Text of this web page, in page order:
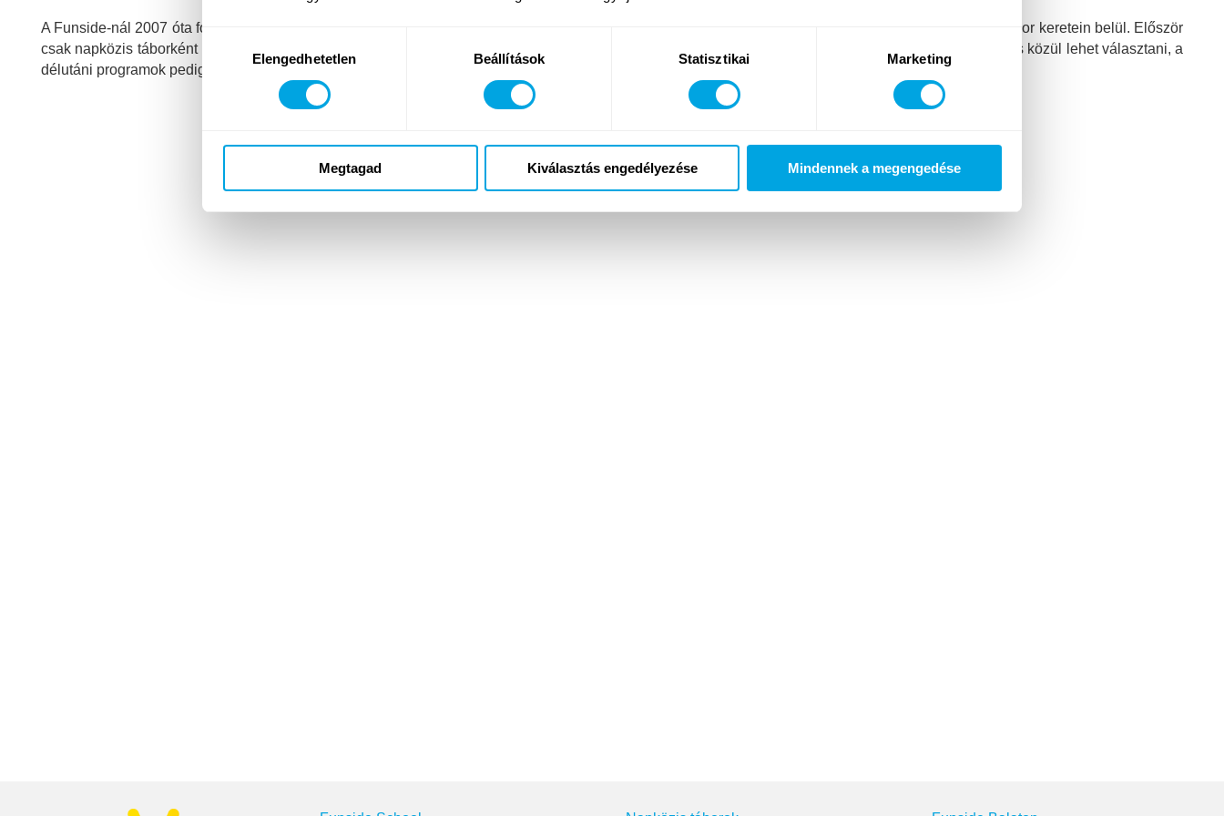
Hozzájárulás
kiválasztásaElengedhetetlen Beállítások Statisztikai Marketing
Megtagad Kiválasztás engedélyezése Mindennek a megengedése
A Funside-nál 2007 óta foglalkozunk azzal, hogy minél több gyermek nyarainak részét képezhessük, és felejthetetlen élményekkel gazdagodjanak a tábor keretein belül. Először
csak napközis táborként indultunk, de ma már nem csak Budapesten, hanem Balatonon is táborozunk minden nyáron, ahol több mint 20-féle foglalkozás közül lehet választani, a
délutáni programok pedig évről-évre megújulnak a régi kedvenc programokkal karöltve.